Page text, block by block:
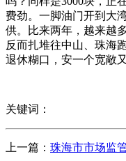
费劲。一脚油门开到大
供。比来两年，越来越
反而扎堆往中山、珠海
退休糊口，安一个宽敞
关键词：
上一篇： 珠海市市场监